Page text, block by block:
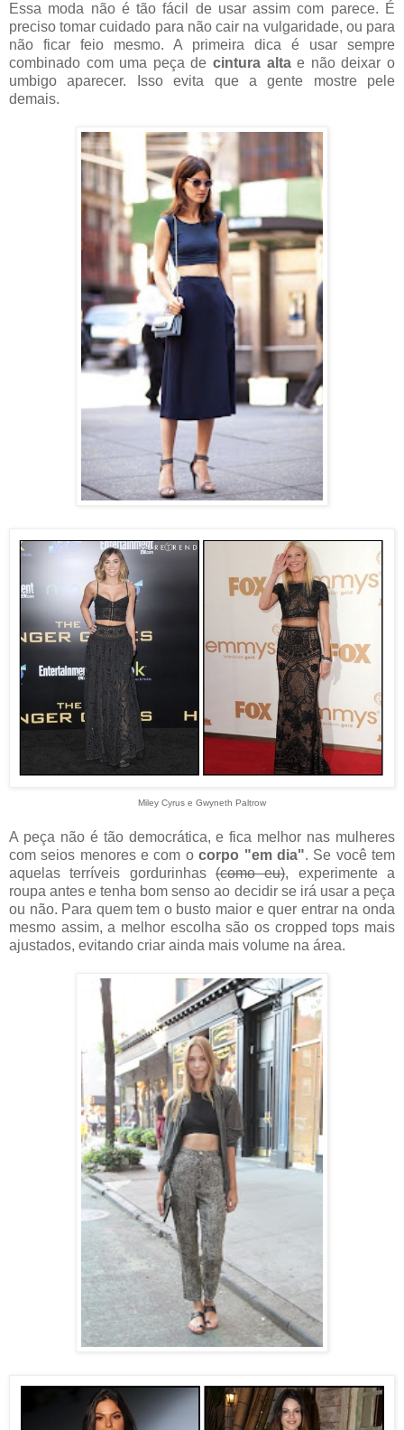
Essa moda não é tão fácil de usar assim com parece. É
preciso tomar cuidado para não cair na vulgaridade, ou para
não ficar feio mesmo. A primeira dica é usar sempre
combinado com uma peça de cintura altae não deixar o
umbigo aparecer. Isso evita que a gente mostre pele
demais.
Miley Cyrus e Gwyneth Paltrow
A peça não é tão democrática, e fica melhor nas mulheres
com seios menores e com ocorpo "em dia". Se você tem
aquelas terríveis gordurinhas (como eu), experimente a
roupa antes e tenha bom senso ao decidir se irá usar a peça
ou não. Para quem tem o busto maior e quer entrar na onda
mesmo assim, a melhor escolha são os cropped tops mais
ajustados, evitando criar ainda mais volume na área.